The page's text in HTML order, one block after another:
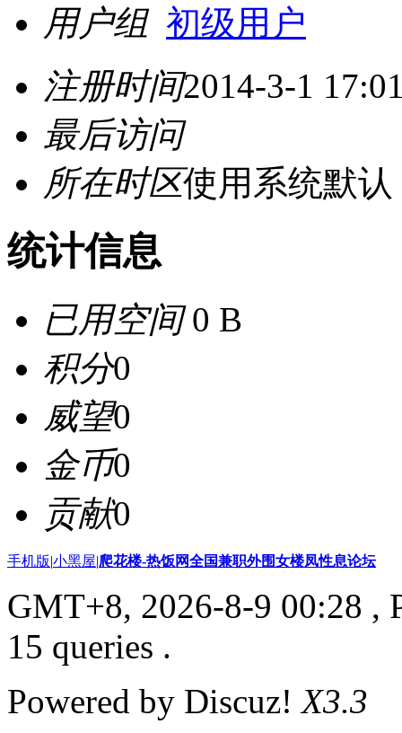
用户组 初级用户
注册时间2014-3-1
最后访问
所在时区使用系统默认
统计信息
已用空间0 B
积分0
威望0
金币0
贡献0
手机版|小黑屋|爬花楼-热饭网全国兼职外围女楼凤性息论坛
GMT+8, 2026-8-9 00:28 ,
15 queries .
Powered by Discuz!X3.3